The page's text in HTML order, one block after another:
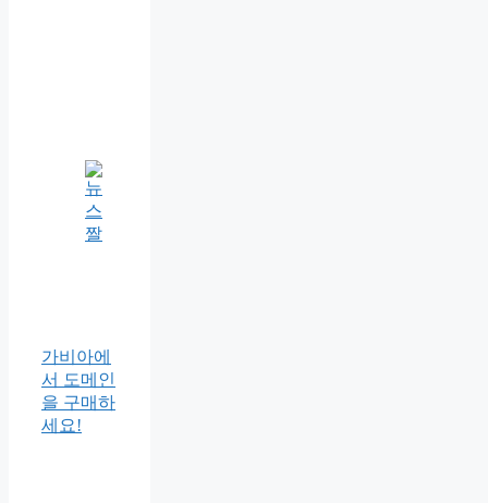
가비아에
서 도메인
을 구매하
세요!